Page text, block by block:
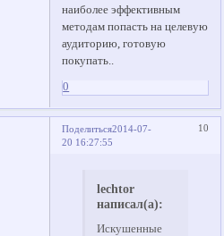
наиболее эффективным
методам попасть на целевую
аудиторию, готовую
покупать..
0
Поделиться 10
2014-07-
20 16:27:55
lechtor
написал(а):
Искушенные